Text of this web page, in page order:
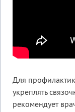
Для
укреплять
рекомендует